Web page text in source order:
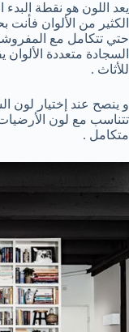
يعد اللون هو نقطة
الكثير من الألوان
حتي تتكامل مع
السجادة متعددة
للأثاث .
و ينصح عند إختيار لون
تتناسب مع لون
متكامل .